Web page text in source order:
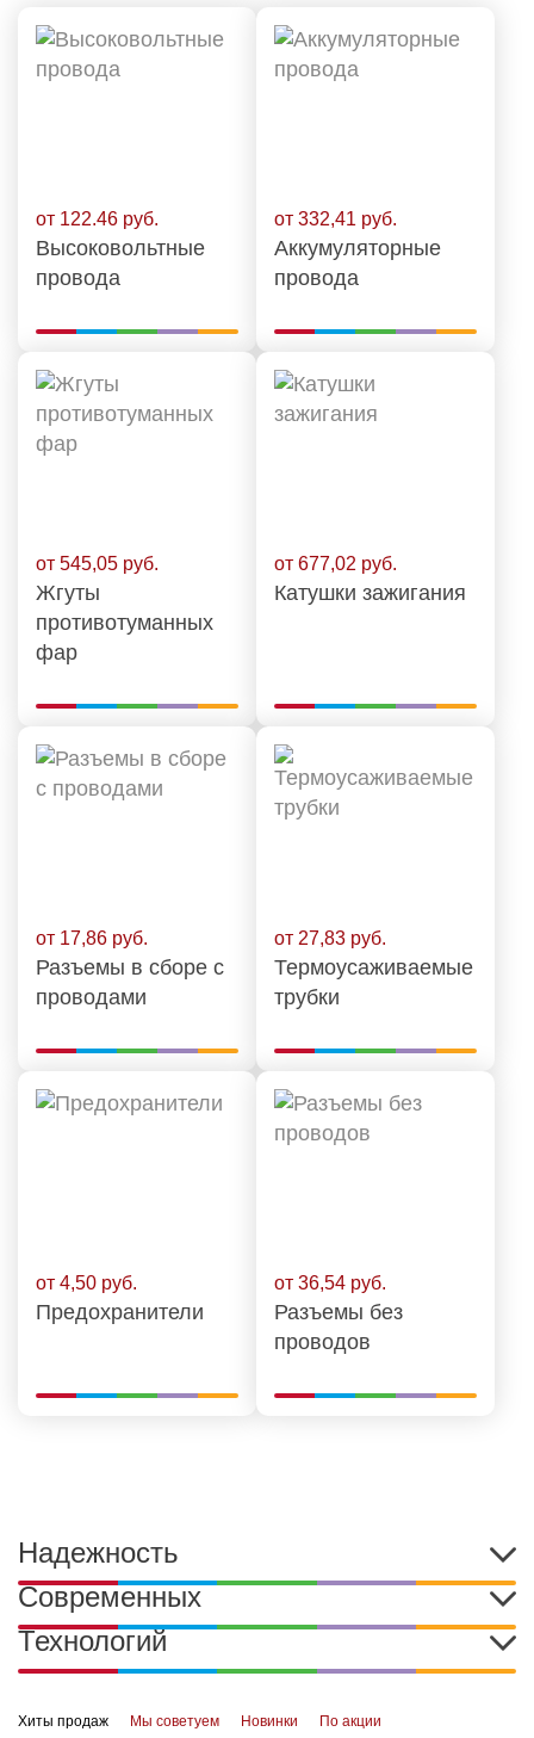
от 122.46 руб.
Высоковольтные
провода
от 332,41 руб.
Аккумуляторные
провода
от 545,05 руб.
Жгуты
противотуманных
фар
от 677,02 руб.
Катушки зажигания
от 17,86 руб.
Разъемы в сборе с
проводами
от 27,83 руб.
Термоусаживаемые
трубки
от 4,50 руб.
Предохранители
от 36,54 руб.
Разъемы без
проводов
Надежность
Современных
Технологий
Хиты продаж Мы советуем Новинки По акции